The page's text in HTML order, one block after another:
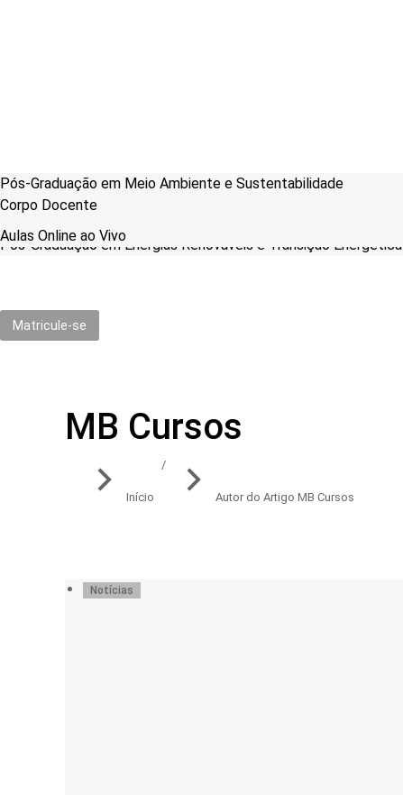
Pós-Graduação em Meio Ambiente e Sustentabilidade
Pós-Graduação em Petróleo e Gás
Pós-Graduação em Energias Renováveis e Transição Energética
Corpo Docente
Aulas Online ao Vivo
Matricule-se
MB Cursos
Você está aqui:
Início Autor do Artigo MB Cursos
Notícias